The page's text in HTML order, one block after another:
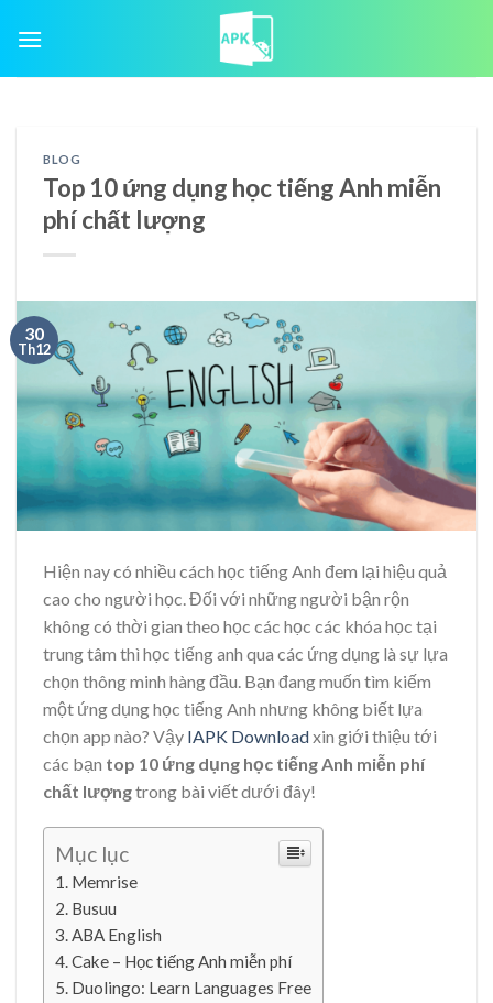
BLOG
Top 10 ứng dụng học tiếng Anh miễn
phí chất lượng
30
Th12
Hiện nay có nhiều cách học tiếng Anh đem lại hiệu quả
cao cho người học. Đối với những người bận rộn
không có thời gian theo học các học các khóa học tại
trung tâm thì học tiếng anh qua các ứng dụng là sự lựa
chọn thông minh hàng đầu. Bạn đang muốn tìm kiếm
một ứng dụng học tiếng Anh nhưng không biết lựa
chọn app nào? Vậy IAPK Downloadxin giới thiệu tới
các bạn top 10 ứng dụng học tiếng Anh miễn phí
chất lượngtrong bài viết dưới đây!
Mục lục
Memrise
Busuu
ABA English
Cake – Học tiếng Anh miễn phí
Duolingo: Learn Languages Free